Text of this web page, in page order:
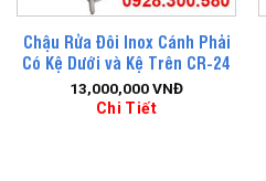
Chậu Rửa Đôi Inox Cánh Phải
Có Kệ Dưới và Kệ Trên CR-24
13,000,000VNĐ
Chi Tiết